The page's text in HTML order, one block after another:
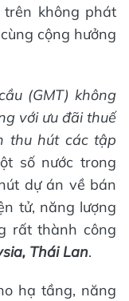
không phát
cộng hưởng
(GMT) không
với ưu đãi thuế
thu hút các tập
số nước trong
dự án về bán
tử, năng lượng
rất thành công
, Thái Lan.
hạ tầng, năng